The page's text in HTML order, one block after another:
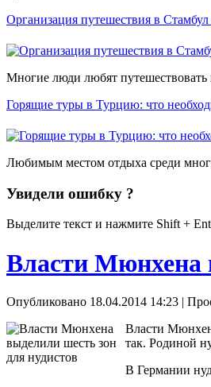
Организация путешествия в
Многие люди любят
Горящие туры в Турцию: что
Любимым местом отдыха среди
Увидели ошибку ?
Выделите текст и нажмите Shift +
Власти Мюнхена
Опубликовано 18.04.2014 14:23 |
Власти
так. Родиной
В Германии